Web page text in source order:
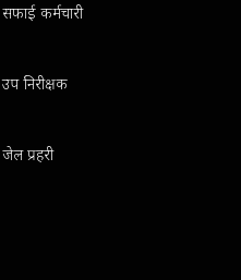
सफाई कर्मचारी
उप निरीक्षक
जेल प्रहरी